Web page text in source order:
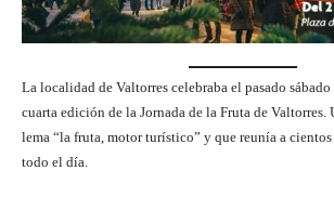
La localidad de Valtorres celebraba el pasado
cuarta edición de la Jornada de la Fruta de Valtorres.
lema “la fruta, motor turístico” y que reunía a cientos
todo el día.